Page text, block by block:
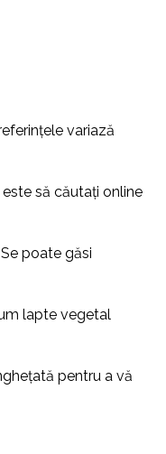
variază
să căutați online
poate găsi
lapte vegetal
pentru a vă